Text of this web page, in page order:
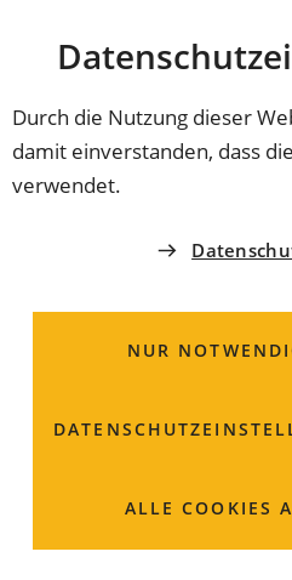
Durch die Nutzung dieser
damit einverstanden, dass
verwendet.
NUR
ALLE COOKIES
INHALT ANSPRINGEN
Coburg
THEMEN DER VERWALTUNG
Naturschutz
Verlegung des Standortes